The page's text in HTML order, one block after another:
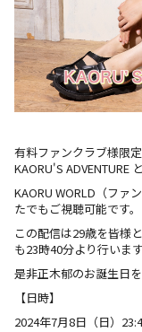
有料ファンクラブ様限
KAORU'S ADVENTURE
KAORU WORLD（ファ
たでもご視聴可能です。
この配信は29歳を皆様
も23時40分より行います
是非正木郁のお誕生日
【日時】
2024年7月8日（日）